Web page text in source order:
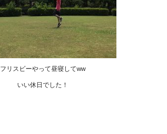
フリスビーやって昼寝してww
いい休日でした！